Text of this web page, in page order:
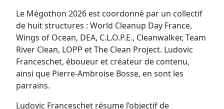
Le Mégothon 2026 est coordonné par un collectif
de huit structures : World Cleanup Day France,
Wings of Ocean, DEA, C.L.O.P.E., Cleanwalker, Team
River Clean, LOPP et The Clean Project. Ludovic
Franceschet, éboueur et créateur de contenu,
ainsi que Pierre-Ambroise Bosse, en sont les
parrains.
Ludovic Franceschet résume l’objectif de